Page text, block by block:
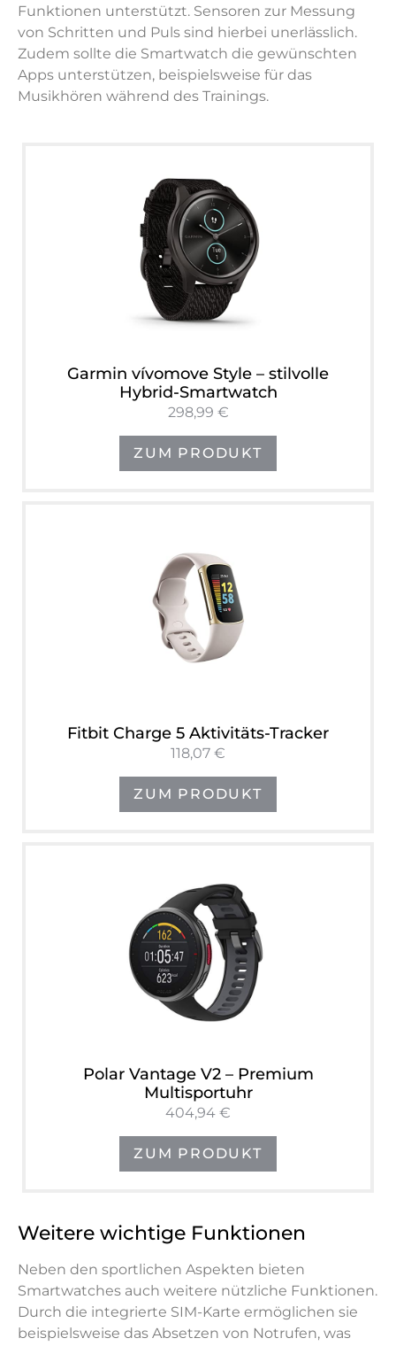
Funktionen unterstützt. Sensoren zur Messung
von Schritten und Puls sind hierbei unerlässlich.
Zudem sollte die Smartwatch die gewünschten
Apps unterstützen, beispielsweise für das
Musikhören während des Trainings.
Garmin vívomove Style – stilvolle
Hybrid-Smartwatch
298,99 €
ZUM PRODUKT
Fitbit Charge 5 Aktivitäts-Tracker
118,07 €
ZUM PRODUKT
Polar Vantage V2 – Premium
Multisportuhr
404,94 €
ZUM PRODUKT
Weitere wichtige Funktionen
Neben den sportlichen Aspekten bieten
Smartwatches auch weitere nützliche Funktionen.
Durch die integrierte SIM-Karte ermöglichen sie
beispielsweise das Absetzen von Notrufen, was